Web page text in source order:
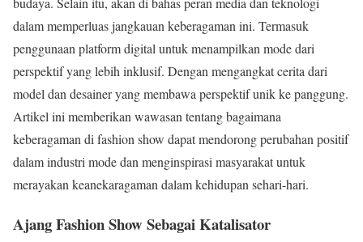
dalam memperluas jangkauan keberagaman ini. Termasuk
penggunaan platform digital untuk menampilkan mode dari
perspektif yang lebih inklusif. Dengan mengangkat cerita dari
model dan desainer yang membawa perspektif unik ke panggung.
Artikel ini memberikan wawasan tentang bagaimana
keberagaman di fashion show dapat mendorong perubahan positif
dalam industri mode dan menginspirasi masyarakat untuk
merayakan keanekaragaman dalam kehidupan sehari-hari.
Ajang Fashion Show Sebagai Katalisator